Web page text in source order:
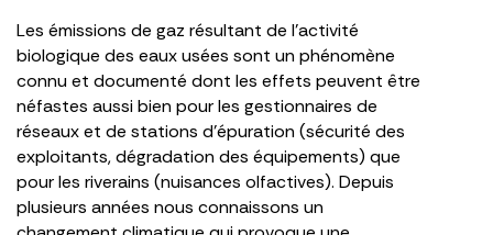
Les émissions de gaz résultant de l’activité
biologique des eaux usées sont un phénomène
connu et documenté dont les effets peuvent être
néfastes aussi bien pour les gestionnaires de
réseaux et de stations d’épuration (sécurité des
exploitants, dégradation des équipements) que
pour les riverains (nuisances olfactives). Depuis
plusieurs années nous connaissons un